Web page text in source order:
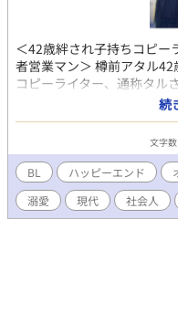
＜42歳絆され子持ちコピ
者営業マン＞ 樽前アタル
コピーライター、通称タル
にも、気にかけてくれる誰
年下の後輩営業マン麝香要
盛りなのに、この5年間ず
タインチョコを渡してくれ
の支えになっていた。 5年
今度は俺が少しずつその気
タル（たるまえ あたる）42
タルさん。 妻を亡くして
守りたいと願っているため
続
文字
BL ハッピーエンド
溺愛
現代 社会人